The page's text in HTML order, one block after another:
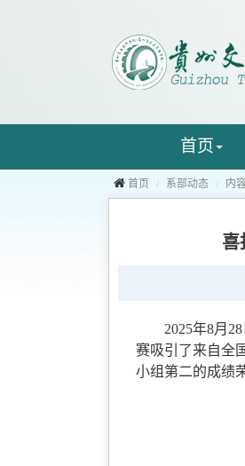
首页
首页 系部动态 内
2025年8月28
赛吸引了来自全
小组第二的成绩